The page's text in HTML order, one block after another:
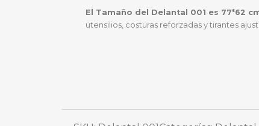
El Tamaño del Delantal 001 es 77*62
utensilios, costuras reforzadas y tirantes